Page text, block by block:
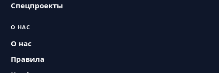
Спецпроекты
О НАС
О нас
Правила